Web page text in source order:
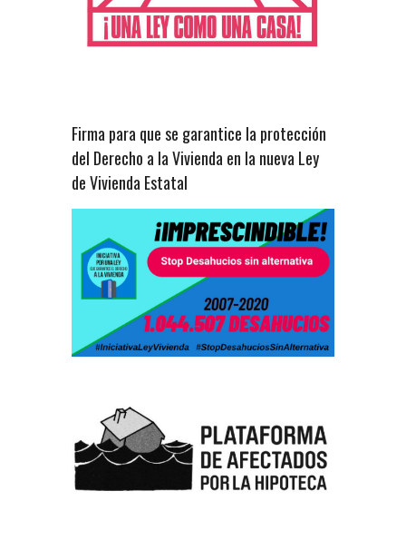
Firma para que se garantice la protección
del Derecho a la Vivienda en la nueva Ley
de Vivienda Estatal